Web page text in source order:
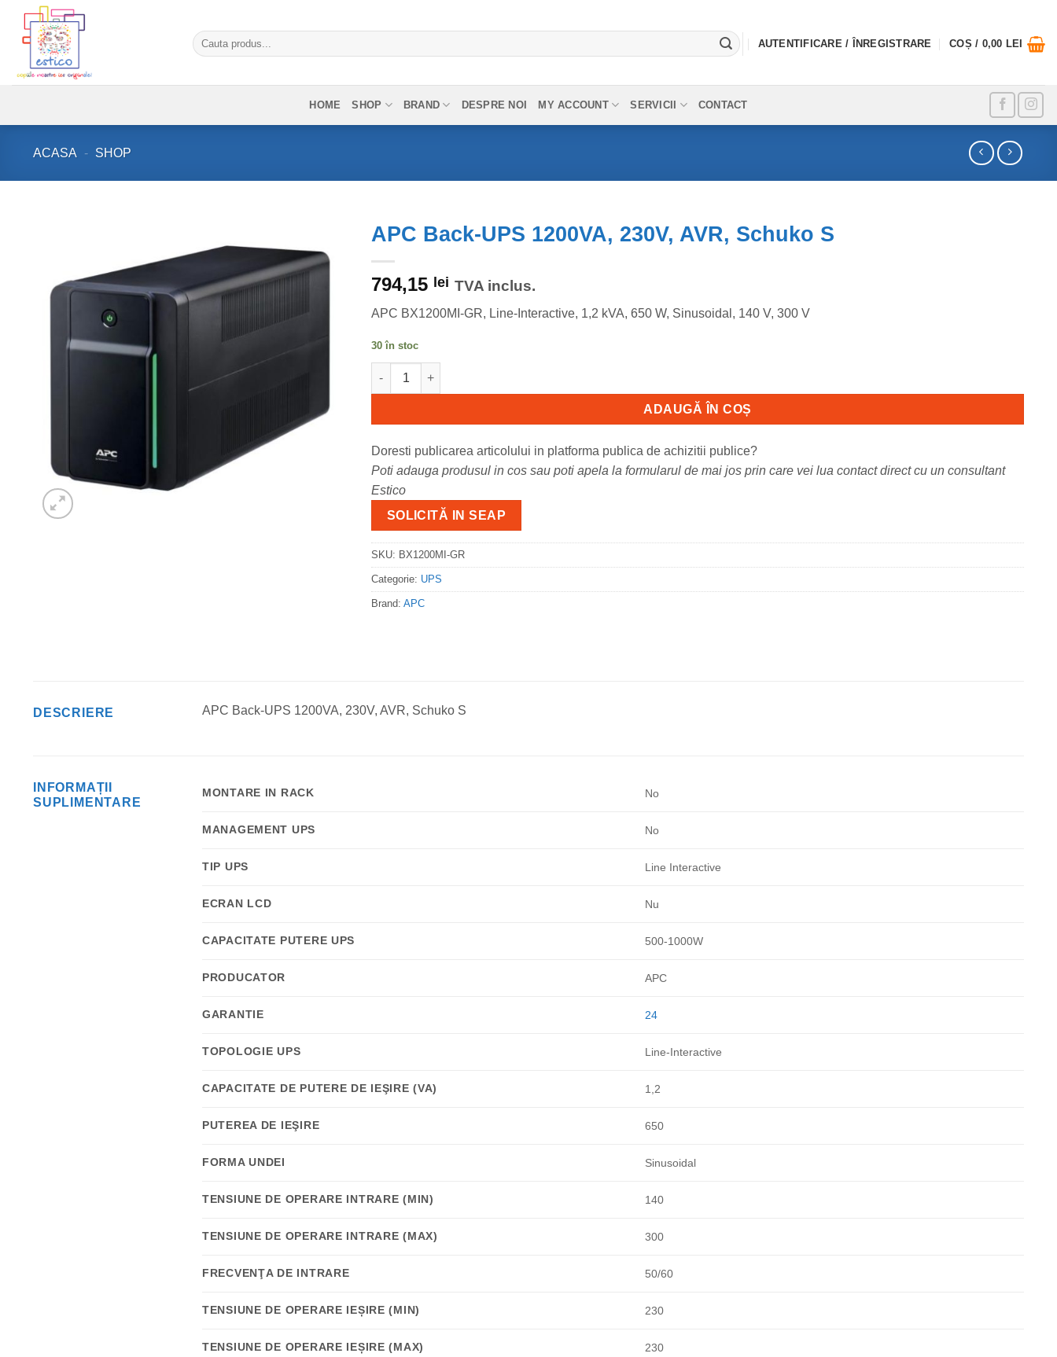
content
Caută
după:
AUTENTIFICARE / ÎNREGISTRARE COȘ / 0,00 LEI
HOME SHOP BRAND DESPRE NOI MY ACCOUNT SERVICII CONTACT
ACASA - SHOP
APC Back-UPS 1200VA, 230V, AVR, Schuko S
794,15 lei TVA inclus.
APC BX1200MI-GR, Line-Interactive, 1,2 kVA, 650 W, Sinusoidal, 140 V, 300 V
30 în stoc
Cantitate APC Back-UPS 1200VA, 230V, AVR, Schuko S
ADAUGĂ ÎN COȘ
Doresti publicarea articolului in platforma publica de achizitii publice?
Poti adauga produsul in cos sau poti apela la formularul de mai jos prin care vei lua contact direct cu un consultant
Estico
SOLICITĂ IN SEAP
SKU: BX1200MI-GR
Categorie: UPS
Brand: APC
DESCRIERE APC Back-UPS 1200VA, 230V, AVR, Schuko S
INFORMAȚII
SUPLIMENTARE
MONTARE IN RACK No
MANAGEMENT UPS No
TIP UPS Line Interactive
ECRAN LCD Nu
CAPACITATE PUTERE UPS 500-1000W
PRODUCATOR APC
GARANTIE 24
TOPOLOGIE UPS Line-Interactive
CAPACITATE DE PUTERE DE IEŞIRE (VA) 1,2
PUTEREA DE IEŞIRE 650
FORMA UNDEI Sinusoidal
TENSIUNE DE OPERARE INTRARE (MIN) 140
TENSIUNE DE OPERARE INTRARE (MAX) 300
FRECVENŢA DE INTRARE 50/60
TENSIUNE DE OPERARE IEȘIRE (MIN) 230
TENSIUNE DE OPERARE IEȘIRE (MAX) 230